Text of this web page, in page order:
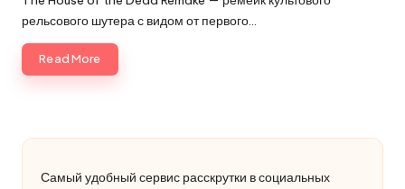
рельсового шутера с видом от первого…
Read More
Самый удобный сервис расскрутки в социальных